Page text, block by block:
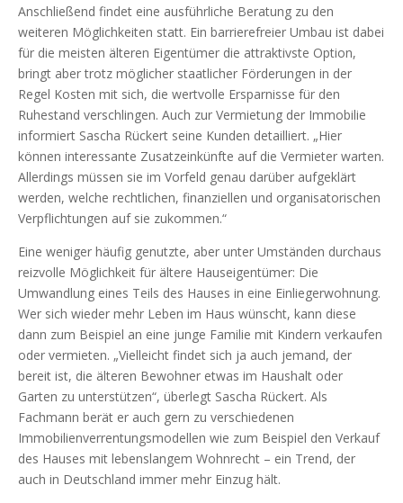
Anschließend findet eine ausführliche Beratung zu den
weiteren Möglichkeiten statt. Ein barrierefreier Umbau ist dabei
für die meisten älteren Eigentümer die attraktivste Option,
bringt aber trotz möglicher staatlicher Förderungen in der
Regel Kosten mit sich, die wertvolle Ersparnisse für den
Ruhestand verschlingen. Auch zur Vermietung der Immobilie
informiert Sascha Rückert seine Kunden detailliert. „Hier
können interessante Zusatzeinkünfte auf die Vermieter warten.
Allerdings müssen sie im Vorfeld genau darüber aufgeklärt
werden, welche rechtlichen, finanziellen und organisatorischen
Verpflichtungen auf sie zukommen.“
Eine weniger häufig genutzte, aber unter Umständen durchaus
reizvolle Möglichkeit für ältere Hauseigentümer: Die
Umwandlung eines Teils des Hauses in eine Einliegerwohnung.
Wer sich wieder mehr Leben im Haus wünscht, kann diese
dann zum Beispiel an eine junge Familie mit Kindern verkaufen
oder vermieten. „Vielleicht findet sich ja auch jemand, der
bereit ist, die älteren Bewohner etwas im Haushalt oder
Garten zu unterstützen“, überlegt Sascha Rückert. Als
Fachmann berät er auch gern zu verschiedenen
Immobilienverrentungsmodellen wie zum Beispiel den Verkauf
des Hauses mit lebenslangem Wohnrecht – ein Trend, der
auch in Deutschland immer mehr Einzug hält.